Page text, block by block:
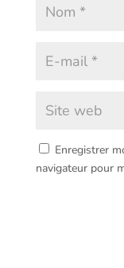
Enregistrer
navigateur pour